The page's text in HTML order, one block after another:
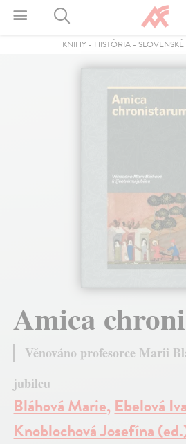
KNIHY - HISTÓRIA -
Amica
Věnováno profesorce Marii
jubileu
Bláhová Marie,Ebelová
Knoblochová Josefína